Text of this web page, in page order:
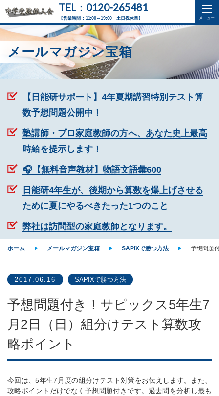
【営業時間：11:00～19:00 土日祝休業】
TEL：0120-265481
メールマガジン宝箱
【日能研サポート】4年夏期講習特別テスト算
数予想問題公開中！
塾講師・プロ家庭教師の方へ、あなた史上最高
時給を提示します！
🎧【無料音声教材】物語文語彙600
日能研4年生が、後期から算数を爆上げさせる
ために夏にやるべきたった1つのこと
弊社は訪問型の家庭教師となります。
ホーム メールマガジン宝箱 SAPIXで勝つ方法 予想問題
2017.06.16 SAPIXで勝つ方法
予想問題付き！サピックス5年生7
月2日（日）組分けテスト算数攻
略ポイント
今回は、5年生7月度の組分けテスト対策をお伝えします。また、
攻略ポイントだけでなく予想問題付きです。過去問を分析し最も